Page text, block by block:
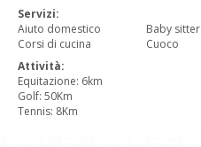
Servizi:
Aiuto domestico
Baby sitter
Corsi di cucina
Cuoco
Attività:
Equitazione: 6km
Golf: 50Km
Tennis: 8Km